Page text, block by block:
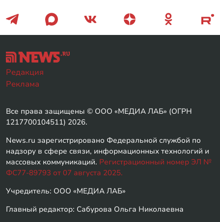
Редакция
Реклама
Все права защищены © ООО «МЕДИА ЛАБ» (ОГРН
1217700104511) 2026.
News.ru зарегистрировано Федеральной службой по
надзору в сфере связи, информационных технологий и
массовых коммуникаций. Регистрационный номер ЭЛ №
ФС77-89793 от 07 августа 2025.
Учредитель: ООО «МЕДИА ЛАБ»
Главный редактор: Сабурова Ольга Николаевна